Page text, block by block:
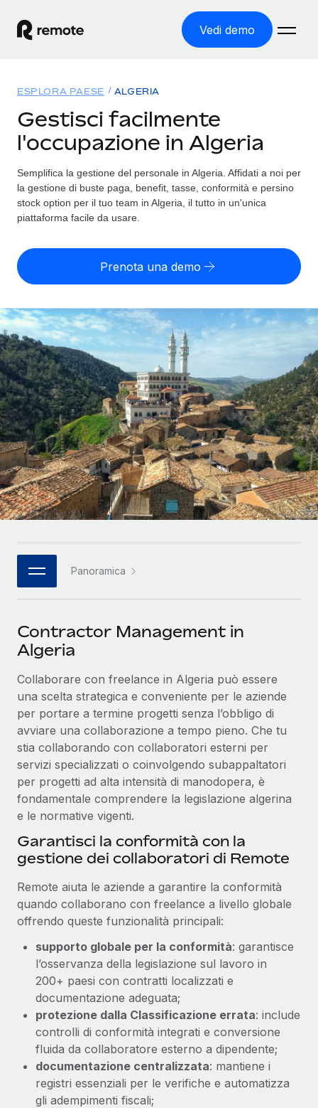
Vedi demo
ASSUMI NEL MONDO
Global Payroll
Gestisci il payroll a norma, in tutta semplicità
Employer of Record
Contractor Management
SERVICES
Chiedi a un esperto
Affidati agli esperti per la gestione HR e la
compliance globale
Soluzioni
COPERTURA GLOBALE
Ricerca paesi
Trova i servizi di supporto all’impiego per ogni Paese
Confronta Remote
Scopri come ci confrontiamo con gli altri
DIVENTA NOSTRO PARTNER
Partner tecnologici strategici
Integra l'HR globale nella tua piattaforma in modo
flessibile
CASE STUDIES
Cultivating a Thriving Remote-First Culture in
Partnership with Remote
At a glance Discover the evolution of TheyDo, a pioneering
journey management platform that has...
Reverse Tech at a glance Health and wellness startup,
Reverse Tech, partnered with Remote to manage...
Maggiori informazioni
Tariffe
English
Nederlands
Français
Deutsch
Español
Italiano
Português (Portugal)
日本語
한국어
中文（简体）
Login
ESPLORA PAESE ALGERIA
Gestisci facilmente
l'occupazione in Algeria
Semplifica la gestione del personale in Algeria. Affidati a noi per
la gestione di buste paga, benefit, tasse, conformità e persino
stock option per il tuo team in Algeria, il tutto in un'unica
piattaforma facile da usare.
Prenota una demo
Panoramica
Contractor Management in
Algeria
Collaborare con freelance in Algeria può essere
una scelta strategica e conveniente per le aziende
per portare a termine progetti senza l’obbligo di
avviare una collaborazione a tempo pieno. Che tu
stia collaborando con collaboratori esterni per
servizi specializzati o coinvolgendo subappaltatori
per progetti ad alta intensità di manodopera, è
fondamentale comprendere la legislazione algerina
e le normative vigenti.
Garantisci la conformità con la
gestione dei collaboratori di Remote
Remote aiuta le aziende a garantire la conformità
quando collaborano con freelance a livello globale
offrendo queste funzionalità principali:
supporto globale per la conformità: garantisce
l’osservanza della legislazione sul lavoro in
200+ paesi con contratti localizzati e
documentazione adeguata;
protezione dalla Classificazione errata: include
controlli di conformità integrati e conversione
fluida da collaboratore esterno a dipendente;
documentazione centralizzata: mantiene i
registri essenziali per le verifiche e automatizza
gli adempimenti fiscali;